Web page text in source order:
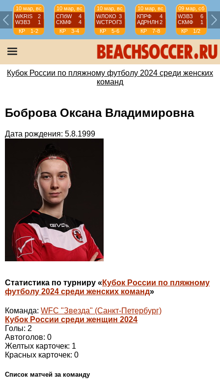
10 мар, вс
WKRIS
2
WЗВЗ
1
КР
1-2
10 мар, вс
СПбW
4
СКМФ
4
КР
3-4
10 мар, вс
WЛОКО 3
WCТРОГ3
КР
5-6
10 мар, вс
КПРФ
4
АДРНЛН 2
КР
7-8
09 мар, сб
WЗВЗ
6
СКМФ
1
КР
1/2
Кубок России по пляжному футболу 2024 среди женских
команд
Боброва Оксана Владимировна
Дата рождения: 5.8.1999
Статистика по турниру « Кубок России по пляжному
футболу 2024 среди женских команд»
Команда: WFC "Звезда" (Санкт-Петербург)
Кубок России среди женщин 2024
Голы: 2
Автоголов: 0
Желтых карточек: 1
Красных карточек: 0
Cписок матчей за команду